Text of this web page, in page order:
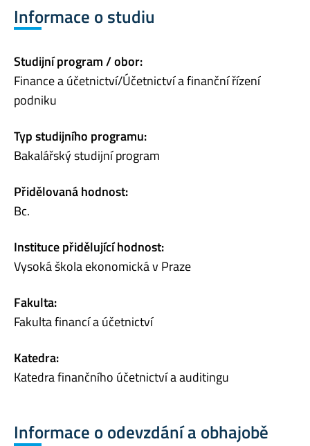
Informace o studiu
Studijní program / obor:
Finance a účetnictví/Účetnictví a finanční řízení
podniku
Typ studijního programu:
Bakalářský studijní program
Přidělovaná hodnost:
Bc.
Instituce přidělující hodnost:
Vysoká škola ekonomická v Praze
Fakulta:
Fakulta financí a účetnictví
Katedra:
Katedra finančního účetnictví a auditingu
Informace o odevzdání a obhajobě